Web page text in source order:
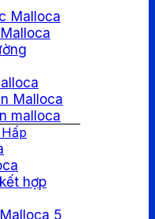
Malloca
Malloca
malloca
hợp
5